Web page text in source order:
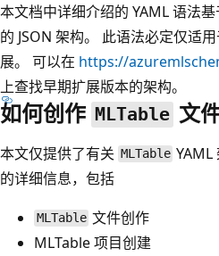
本文档中详细介绍的 YAML 语法
的 JSON 架构。 此语法必定仅适
展。 可以在 https://
上查找早期扩展版本的架构。
如何创作 MLTable 文
本文仅提供了有关 MLTable YAML
的详细信息，包括
MLTable 文件创作
MLTable 项目创建